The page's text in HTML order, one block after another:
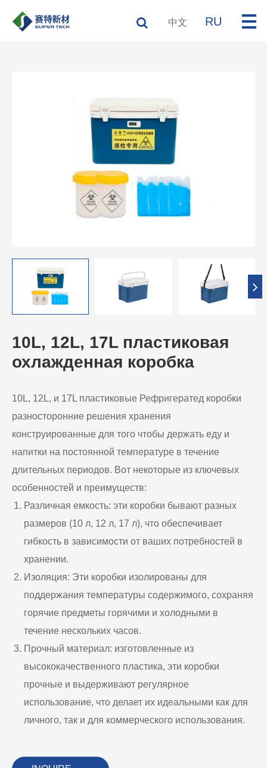
中文 RU
10L, 12L, 17L пластиковая
охлажденная коробка
10L, 12L, и 17L пластиковые Рефригератед коробки
разносторонние решения хранения
конструированные для того чтобы держать еду и
напитки на постоянной температуре в течение
длительных периодов. Вот некоторые из ключевых
особенностей и преимуществ:
Различная емкость: эти коробки бывают разных
размеров (10 л, 12 л, 17 л), что обеспечивает
гибкость в зависимости от ваших потребностей в
хранении.
Изоляция: Эти коробки изолированы для
поддержания температуры содержимого, сохраняя
горячие предметы горячими и холодными в
течение нескольких часов.
Прочный материал: изготовленные из
высококачественного пластика, эти коробки
прочные и выдерживают регулярное
использование, что делает их идеальными как для
личного, так и для коммерческого использования.